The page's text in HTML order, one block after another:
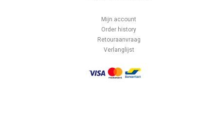
Mijn account
Order history
Retouraanvraag
Verlanglijst